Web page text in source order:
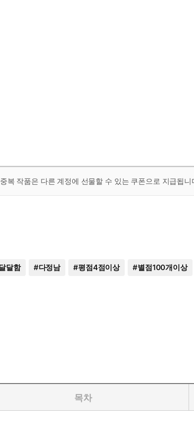
복 작품은 다른 계정에 선물할 수 있는 쿠폰으로 지급됩니
달함 #다정남 #평점4점이상 #별점100개이상
목차